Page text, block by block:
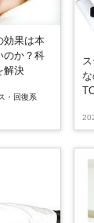
効果は本
のか？科
解決
・回復系